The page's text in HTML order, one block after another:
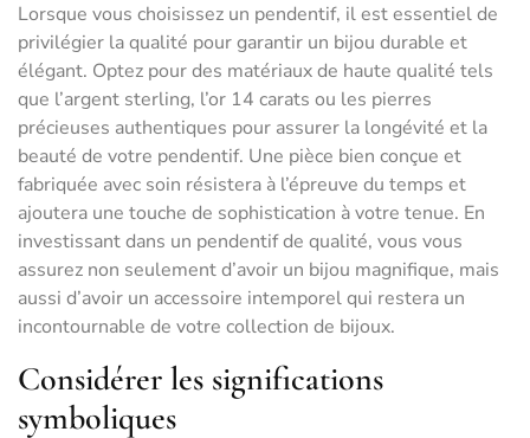
Lorsque vous choisissez un pendentif, il est essentiel de
privilégier la qualité pour garantir un bijou durable et
élégant. Optez pour des matériaux de haute qualité tels
que l’argent sterling, l’or 14 carats ou les pierres
précieuses authentiques pour assurer la longévité et la
beauté de votre pendentif. Une pièce bien conçue et
fabriquée avec soin résistera à l’épreuve du temps et
ajoutera une touche de sophistication à votre tenue. En
investissant dans un pendentif de qualité, vous vous
assurez non seulement d’avoir un bijou magnifique, mais
aussi d’avoir un accessoire intemporel qui restera un
incontournable de votre collection de bijoux.
Considérer les significations
symboliques